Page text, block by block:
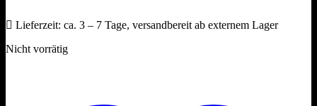
Lieferzeit: ca. 3 – 7 Tage, versandbereit ab externem Lager
Nicht vorrätig